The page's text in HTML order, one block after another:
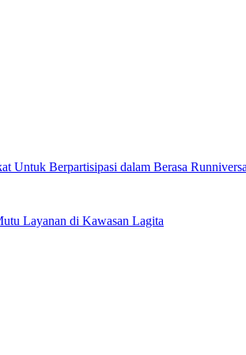
Untuk Berpartisipasi dalam Berasa
Layanan di Kawasan Lagita